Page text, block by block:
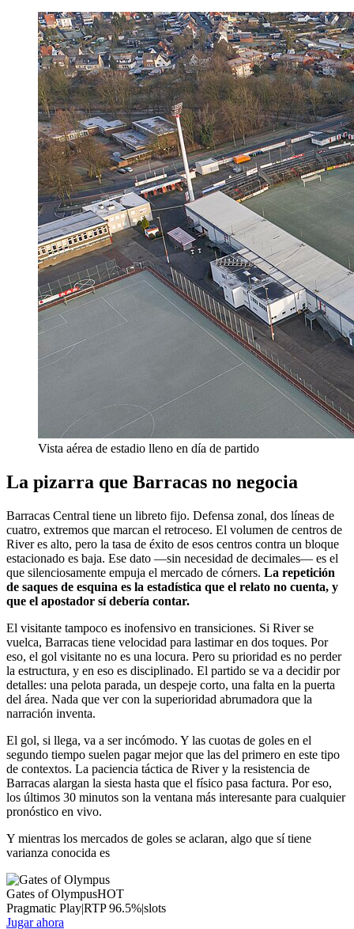
Vista aérea de estadio lleno en día de partido
La pizarra que Barracas no negocia
Barracas Central tiene un libreto fijo. Defensa zonal, dos líneas de
cuatro, extremos que marcan el retroceso. El volumen de centros de
River es alto, pero la tasa de éxito de esos centros contra un bloque
estacionado es baja. Ese dato —sin necesidad de decimales— es el
que silenciosamente empuja el mercado de córners. La repetición
de saques de esquina es la estadística que el relato no cuenta, y
que el apostador sí debería contar.
El visitante tampoco es inofensivo en transiciones. Si River se
vuelca, Barracas tiene velocidad para lastimar en dos toques. Por
eso, el gol visitante no es una locura. Pero su prioridad es no perder
la estructura, y en eso es disciplinado. El partido se va a decidir por
detalles: una pelota parada, un despeje corto, una falta en la puerta
del área. Nada que ver con la superioridad abrumadora que la
narración inventa.
El gol, si llega, va a ser incómodo. Y las cuotas de goles en el
segundo tiempo suelen pagar mejor que las del primero en este tipo
de contextos. La paciencia táctica de River y la resistencia de
Barracas alargan la siesta hasta que el físico pasa factura. Por eso,
los últimos 30 minutos son la ventana más interesante para cualquier
pronóstico en vivo.
Y mientras los mercados de goles se aclaran, algo que sí tiene
varianza conocida es
Gates of OlympusHOT
Pragmatic Play|RTP96.5%|slots
Jugar ahora